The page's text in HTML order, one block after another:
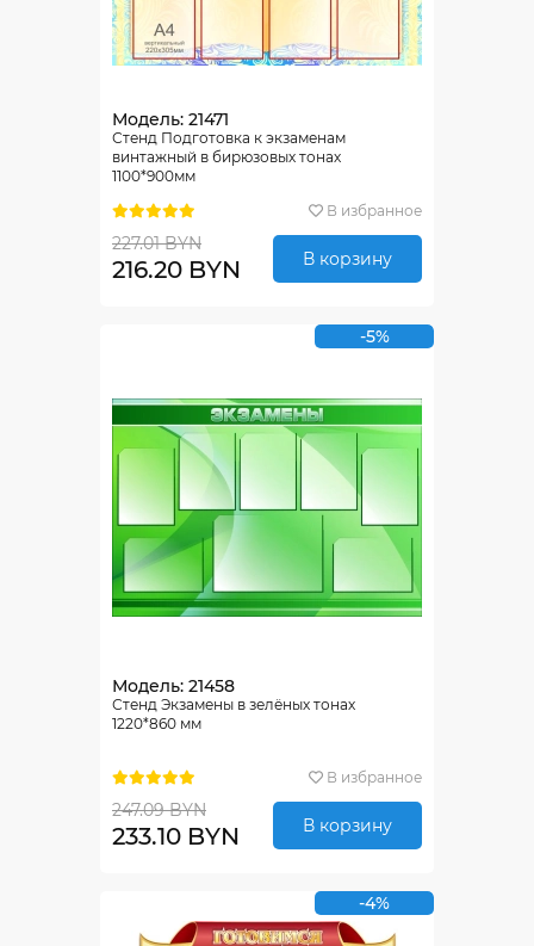
Модель: 21471
Стенд Подготовка к экзаменам
винтажный в бирюзовых тонах
1100*900мм
В избранное
227.01 BYN
216.20 BYN В корзину
-5%
Модель: 21458
Стенд Экзамены в зелёных тонах
1220*860 мм
В избранное
247.09 BYN
233.10 BYN В корзину
-4%